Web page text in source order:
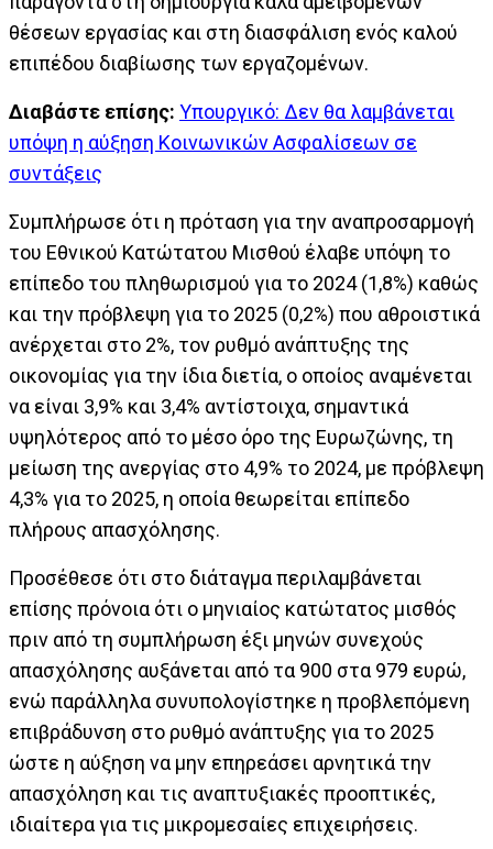
θέσεων εργασίας και στη διασφάλιση ενός καλού
επιπέδου διαβίωσης των εργαζομένων.
Διαβάστε επίσης: Υπουργικό: Δεν θα λαμβάνεται
υπόψη η αύξηση Κοινωνικών Ασφαλίσεων σε
συντάξεις
Συμπλήρωσε ότι η πρόταση για την αναπροσαρμογή
του Εθνικού Κατώτατου Μισθού έλαβε υπόψη το
επίπεδο του πληθωρισμού για το 2024 (1,8%) καθώς
και την πρόβλεψη για το 2025 (0,2%) που αθροιστικά
ανέρχεται στο 2%, τον ρυθμό ανάπτυξης της
οικονομίας για την ίδια διετία, ο οποίος αναμένεται
να είναι 3,9% και 3,4% αντίστοιχα, σημαντικά
υψηλότερος από το μέσο όρο της Ευρωζώνης, τη
μείωση της ανεργίας στο 4,9% το 2024, με πρόβλεψη
4,3% για το 2025, η οποία θεωρείται επίπεδο
πλήρους απασχόλησης.
Προσέθεσε ότι στο διάταγμα περιλαμβάνεται
επίσης πρόνοια ότι ο μηνιαίος κατώτατος μισθός
πριν από τη συμπλήρωση έξι μηνών συνεχούς
απασχόλησης αυξάνεται από τα 900 στα 979 ευρώ,
ενώ παράλληλα συνυπολογίστηκε η προβλεπόμενη
επιβράδυνση στο ρυθμό ανάπτυξης για το 2025
ώστε η αύξηση να μην επηρεάσει αρνητικά την
απασχόληση και τις αναπτυξιακές προοπτικές,
ιδιαίτερα για τις μικρομεσαίες επιχειρήσεις.